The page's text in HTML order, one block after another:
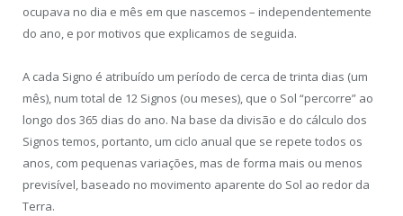
ocupava no dia e mês em que nascemos – independentemente
do ano, e por motivos que explicamos de seguida.
A cada Signo é atribuído um período de cerca de trinta dias (um
mês), num total de 12 Signos (ou meses), que o Sol “percorre” ao
longo dos 365 dias do ano. Na base da divisão e do cálculo dos
Signos temos, portanto, um ciclo anual que se repete todos os
anos, com pequenas variações, mas de forma mais ou menos
previsível, baseado no movimento aparente do Sol ao redor da
Terra.